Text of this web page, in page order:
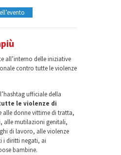
all’interno delle iniziative
contro tutte le violenze
ufficiale della
le violenze di
alle donne vittime di tratta,
alle mutilazioni genitali,
di lavoro, alle violenze
i diritti negati, ai
bambine.